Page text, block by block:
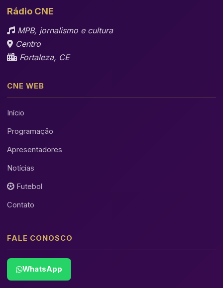
Rádio CNE
MPB, jornalismo e cultura
Centro
Fortaleza, CE
CNE WEB
Início
Programação
Apresentadores
Notícias
Futebol
Contato
FALE CONOSCO
WhatsApp